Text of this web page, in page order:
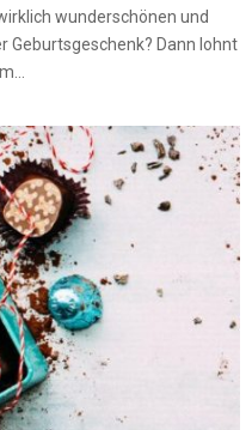
wunderschönen und
Geburtsgeschenk? Dann lohnt